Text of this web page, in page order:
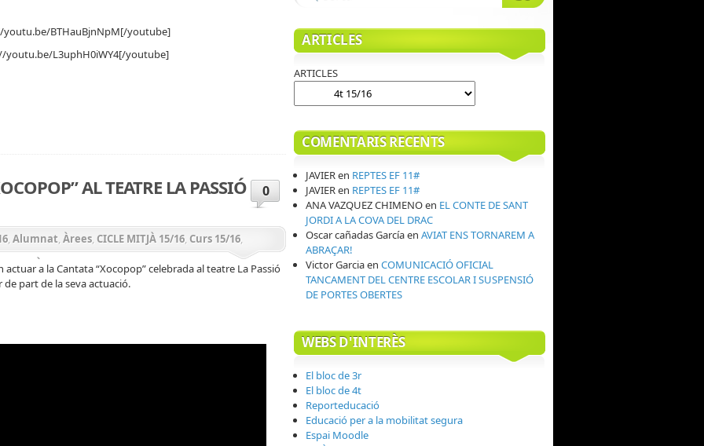
BTHauBjnNpM[/youtube]
L3uphH0iWY4[/youtube]
AL TEATRE LA PASSIÓ
0
, Alumnat, Àrees, CICLE MITJÀ 15/16, Curs 15/16,
,PRIMÀRIA 15/16, Sortides
a la Cantata “Xocopop” celebrada al teatre La Passió
part de la seva actuació.
ARTICLES
ARTICLES
COMENTARIS RECENTS
JAVIERen REPTES EF 11#
JAVIERen REPTES EF 11#
ANA VAZQUEZ CHIMENOen EL CONTE DE SANT
JORDI A LA COVA DEL DRAC
Oscar cañadas Garcíaen AVIAT ENS TORNAREM A
ABRAÇAR!
Victor Garciaen COMUNICACIÓ OFICIAL
TANCAMENT DEL CENTRE ESCOLAR I SUSPENSIÓ
DE PORTES OBERTES
WEBS D'INTERÈS
El bloc de 3r
El bloc de 4t
Reporteducació
Educació per a la mobilitat segura
Espai Moodle